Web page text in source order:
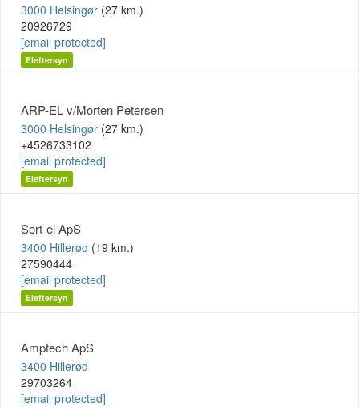
3000 Helsingør (27 km.)
20926729
[email protected]
Eleftersyn
ARP-EL v/Morten Petersen
3000 Helsingør (27 km.)
+4526733102
[email protected]
Eleftersyn
Sert-el ApS
3400 Hillerød (19 km.)
27590444
[email protected]
Eleftersyn
Amptech ApS
3400 Hillerød
29703264
[email protected]